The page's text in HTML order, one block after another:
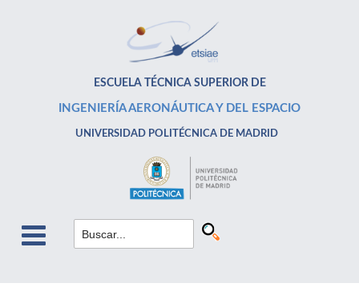
ESCUELA TÉCNICA SUPERIOR DE
INGENIERÍA AERONÁUTICA Y DEL ESPACIO
UNIVERSIDAD POLITÉCNICA DE MADRID